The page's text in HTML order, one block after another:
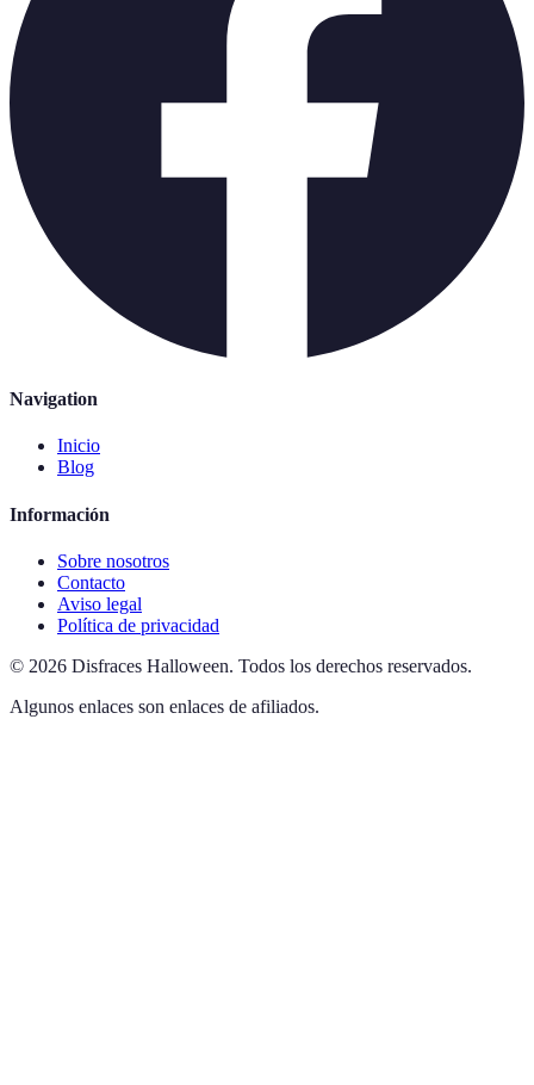
Navigation
Inicio
Blog
Información
Sobre nosotros
Contacto
Aviso legal
Política de privacidad
© 2026 Disfraces Halloween. Todos los derechos reservados.
Algunos enlaces son enlaces de afiliados.